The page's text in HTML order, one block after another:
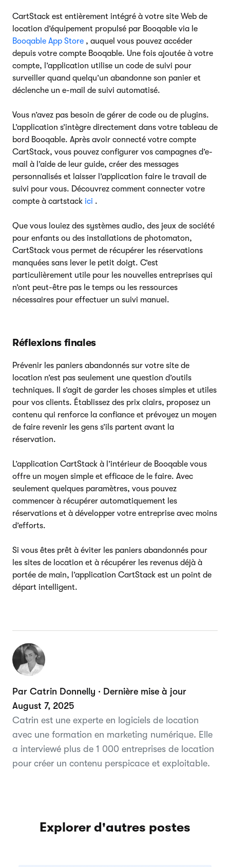
CartStack est entièrement intégré à votre site Web de
location d’équipement propulsé par Booqable via le
Booqable App Store , auquel vous pouvez accéder
depuis votre compte Booqable. Une fois ajoutée à votre
compte, l’application utilise un code de suivi pour
surveiller quand quelqu’un abandonne son panier et
déclenche un e-mail de suivi automatisé.
Vous n’avez pas besoin de gérer de code ou de plugins.
L’application s’intègre directement dans votre tableau de
bord Booqable. Après avoir connecté votre compte
CartStack, vous pouvez configurer vos campagnes d’e-
mail à l’aide de leur guide, créer des messages
personnalisés et laisser l’application faire le travail de
suivi pour vous. Découvrez comment connecter votre
compte à cartstack ici .
Que vous louiez des systèmes audio, des jeux de société
pour enfants ou des installations de photomaton,
CartStack vous permet de récupérer les réservations
manquées sans lever le petit doigt. C’est
particulièrement utile pour les nouvelles entreprises qui
n’ont peut-être pas le temps ou les ressources
nécessaires pour effectuer un suivi manuel.
Réflexions finales
Prévenir les paniers abandonnés sur votre site de
location n’est pas seulement une question d’outils
techniques. Il s’agit de garder les choses simples et utiles
pour vos clients. Établissez des prix clairs, proposez un
contenu qui renforce la confiance et prévoyez un moyen
de faire revenir les gens s’ils partent avant la
réservation.
L’application CartStack à l’intérieur de Booqable vous
offre un moyen simple et efficace de le faire. Avec
seulement quelques paramètres, vous pouvez
commencer à récupérer automatiquement les
réservations et à développer votre entreprise avec moins
d’efforts.
Si vous êtes prêt à éviter les paniers abandonnés pour
les sites de location et à récupérer les revenus déjà à
portée de main, l’application CartStack est un point de
départ intelligent.
Par Catrin Donnelly · Dernière mise à jour
August 7, 2025
Catrin est une experte en logiciels de location
avec une formation en marketing numérique. Elle
a interviewé plus de 1 000 entreprises de location
pour créer un contenu perspicace et exploitable.
Explorer d'autres postes